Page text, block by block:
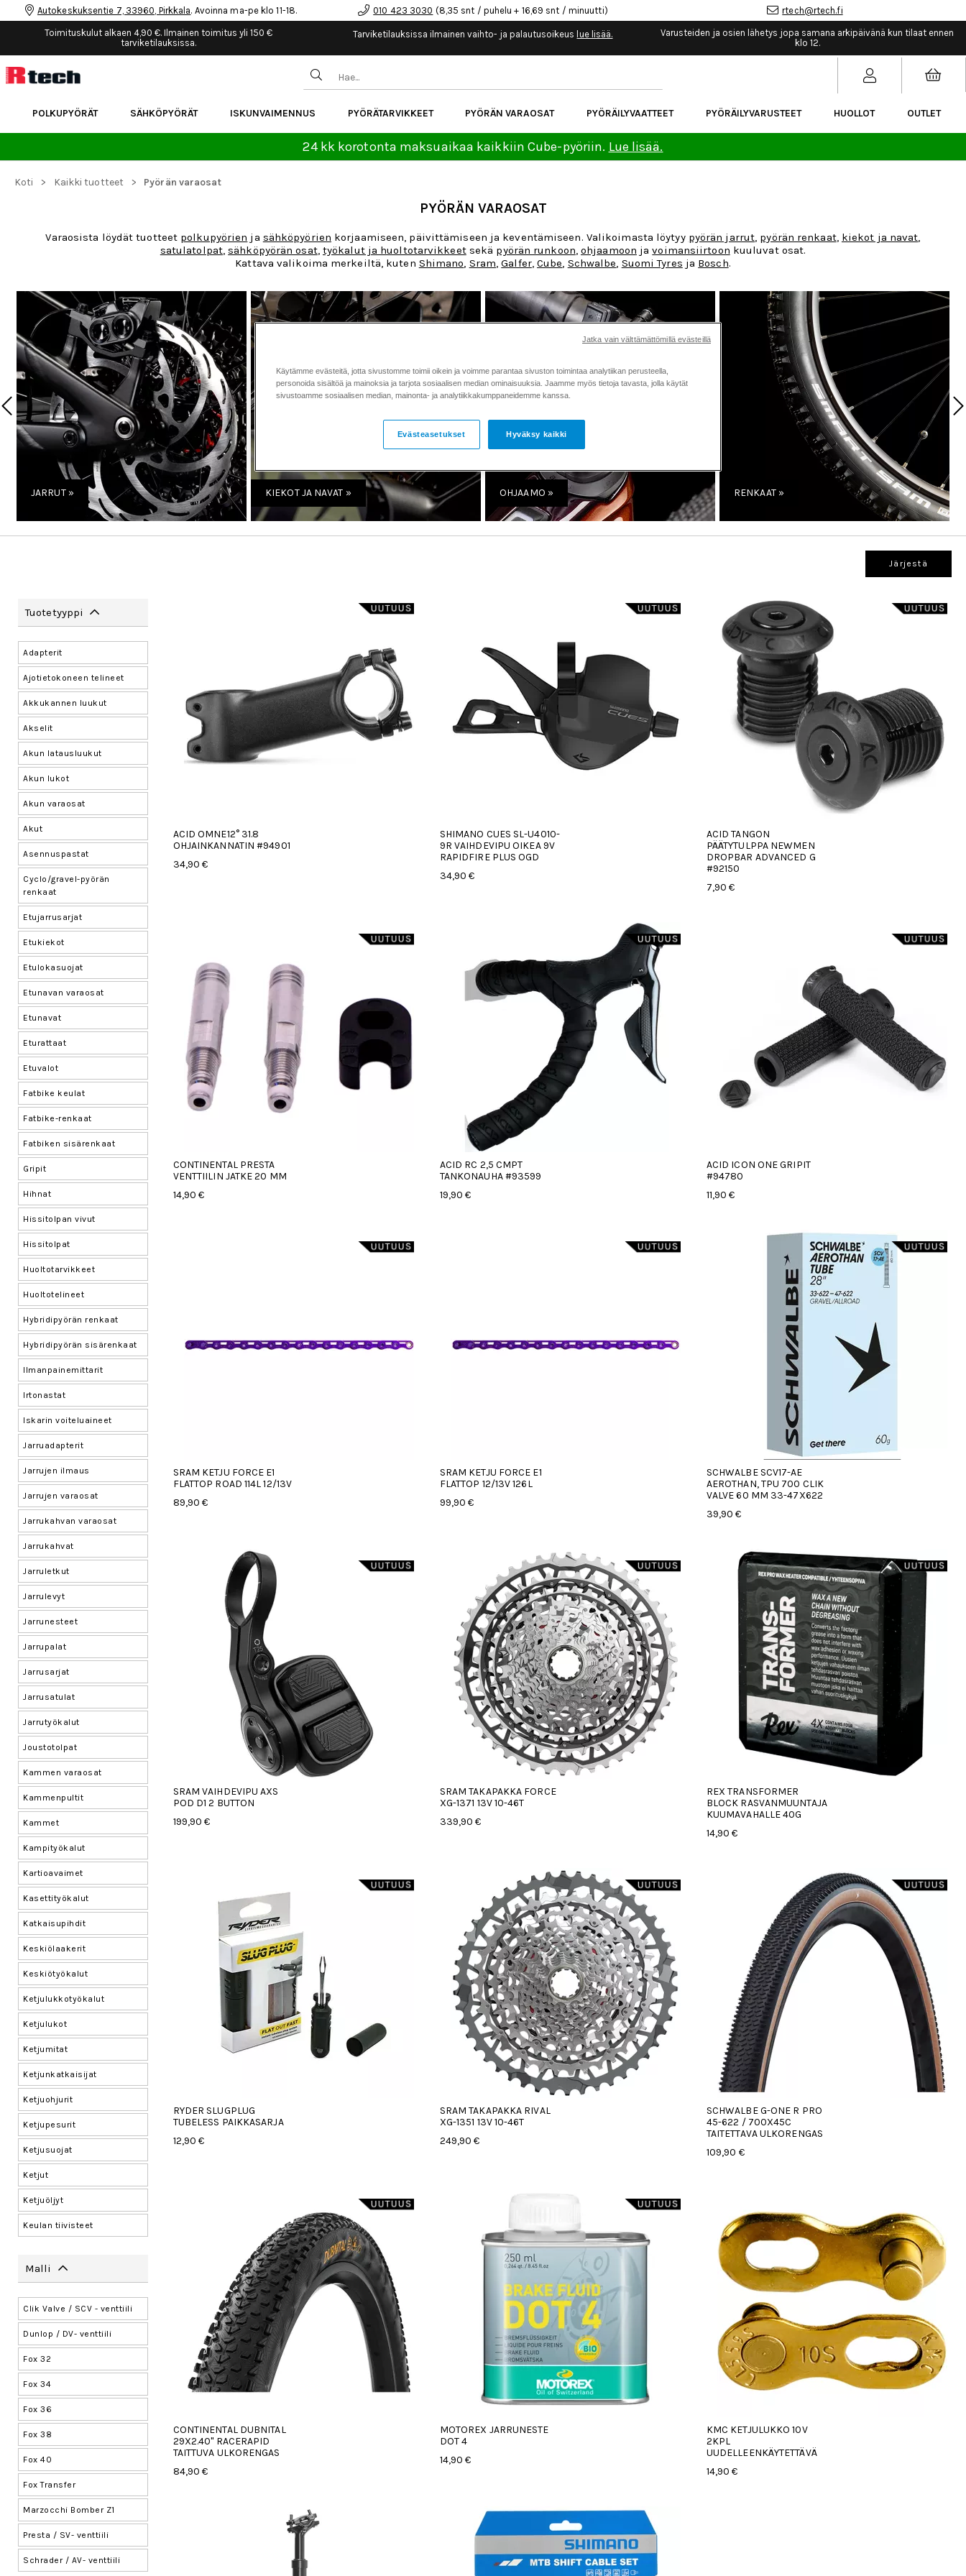
Autokeskuksentie 7, 33960, Pirkkala. Avoinna ma-pe klo 11-18. 010 423 3030 (8,35 snt / puhelu + 16,69 snt / minuutti) rtech@rtech.fi
Toimituskulut alkaen 4,90 €. Ilmainen toimitus yli 150 €
tarviketilauksissa.
Tarviketilauksissa ilmainen vaihto- ja palautusoikeus lue lisää.
Varusteiden ja osien lähetys jopa samana arkipäivänä kun tilaat ennen
klo 12.
POLKUPYÖRÄT SÄHKÖPYÖRÄT ISKUNVAIMENNUS PYÖRÄTARVIKKEET PYÖRÄN VARAOSAT PYÖRÄILYVAATTEET PYÖRÄILYVARUSTEET HUOLLOT OUTLET
24 kk korotonta maksuaikaa kaikkiin Cube-pyöriin. Lue lisää.
Koti > Kaikki tuotteet > Pyörän varaosat
PYÖRÄN VARAOSAT
Varaosista löydät tuotteet polkupyörien ja sähköpyörien korjaamiseen, päivittämiseen ja keventämiseen. Valikoimasta löytyy pyörän jarrut, pyörän renkaat, kiekot ja navat,
satulatolpat,sähköpyörän osat, työkalut ja huoltotarvikkeetsekä pyörän runkoon,ohjaamoon javoimansiirtoon kuuluvat osat.
Kattava valikoima merkeiltä, kuten Shimano, Sram,Galfer,Cube, Schwalbe, Suomi Tyres ja Bosch.
JARRUT » KIEKOT JA NAVAT » OHJAAMO » RENKAAT »
Järjestä
Tuotetyyppi
Adapterit
Ajotietokoneen telineet
Akkukannen luukut
Akselit
Akun latausluukut
Akun lukot
Akun varaosat
Akut
Asennuspastat
Cyclo/gravel-pyörän
renkaat
Etujarrusarjat
Etukiekot
Etulokasuojat
Etunavan varaosat
Etunavat
Eturattaat
Etuvalot
Fatbike keulat
Fatbike-renkaat
Fatbiken sisärenkaat
Gripit
Hihnat
Hissitolpan vivut
Hissitolpat
Huoltotarvikkeet
Huoltotelineet
Hybridipyörän renkaat
Hybridipyörän sisärenkaat
Ilmanpainemittarit
Irtonastat
Iskarin voiteluaineet
Jarruadapterit
Jarrujen ilmaus
Jarrujen varaosat
Jarrukahvan varaosat
Jarrukahvat
Jarruletkut
Jarrulevyt
Jarrunesteet
Jarrupalat
Jarrusarjat
Jarrusatulat
Jarrutyökalut
Joustotolpat
Kammen varaosat
Kammenpultit
Kammet
Kampityökalut
Kartioavaimet
Kasettityökalut
Katkaisupihdit
Keskiölaakerit
Keskiötyökalut
Ketjulukkotyökalut
Ketjulukot
Ketjumitat
Ketjunkatkaisijat
Ketjuohjurit
Ketjupesurit
Ketjusuojat
Ketjut
Ketjuöljyt
Keulan tiivisteet
Kiekot
Kirjat
Korvaketyökalut
Kuumavaha
Kuusiokoloavaimet
Laakerisetit
Laakerit
Lastenpyörän sisärenkaat
Latausportin osat
Laturit
Laukut
Malli
Clik Valve / SCV - venttiili
Dunlop / DV- venttiili
Fox 32
Fox 34
Fox 36
Fox 38
Fox 40
Fox Transfer
Marzocchi Bomber Z1
Presta / SV- venttiili
Schrader / AV- venttiili
ACID OMNE12° 31.8
OHJAINKANNATIN #94901
34,90 €
SHIMANO CUES SL-U4010-
9R VAIHDEVIPU OIKEA 9V
RAPIDFIRE PLUS OGD
34,90 €
ACID TANGON
PÄÄTYTULPPA NEWMEN
DROPBAR ADVANCED G
#92150
7,90 €
CONTINENTAL PRESTA
VENTTIILIN JATKE 20 MM
14,90 €
ACID RC 2,5 CMPT
TANKONAUHA #93599
19,90 €
ACID ICON ONE GRIPIT
#94780
11,90 €
SRAM KETJU FORCE E1
FLATTOP ROAD 114L 12/13V
89,90 €
SRAM KETJU FORCE E1
FLATTOP 12/13V 126L
99,90 €
SCHWALBE SCV17-AE
AEROTHAN, TPU 700 CLIK
VALVE 60 MM 33-47X622
39,90 €
SRAM VAIHDEVIPU AXS
POD D1 2 BUTTON
199,90 €
SRAM TAKAPAKKA FORCE
XG-1371 13V 10-46T
339,90 €
REX TRANSFORMER
BLOCK RASVANMUUNTAJA
KUUMAVAHALLE 40G
14,90 €
RYDER SLUGPLUG
TUBELESS PAIKKASARJA
12,90 €
SRAM TAKAPAKKA RIVAL
XG-1351 13V 10-46T
249,90 €
SCHWALBE G-ONE R PRO
45-622 / 700X45C
TAITETTAVA ULKORENGAS
109,90 €
CONTINENTAL DUBNITAL
29X2.40'' RACERAPID
TAITTUVA ULKORENGAS
84,90 €
MOTOREX JARRUNESTE
DOT 4
14,90 €
KMC KETJULUKKO 10V
2KPL
UUDELLEENKÄYTETTÄVÄ
14,90 €
Käytämme evästeitä, jotta sivustomme toimii oikein ja voimme parantaa sivuston toimintaa analytiikan perusteella,
personoida sisältöä ja mainoksia ja tarjota sosiaalisen median ominaisuuksia. Jaamme myös tietoja tavasta, jolla käytät
sivustoamme sosiaalisen median, mainonta- ja analytiikkakumppaneidemme kanssa.
Hyväksy kaikki
Evästeasetukset
Jatka vain välttämättömillä evästeillä